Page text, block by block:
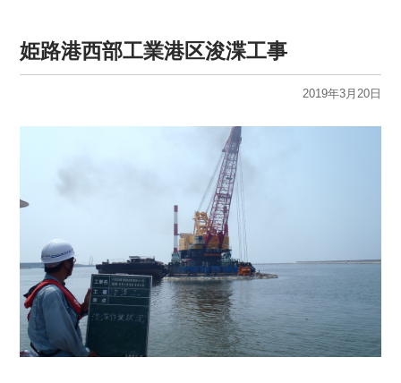
姫路港西部工業港区浚渫工事
2019年3月20日